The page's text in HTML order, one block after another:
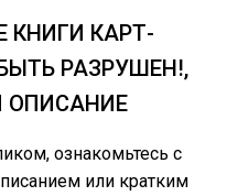
КНИГИ КАРТ-
РАЗРУШЕН!,
ОПИСАНИЕ
ознакомьтесь с
или кратким